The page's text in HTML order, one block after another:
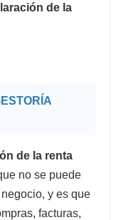
de la
de la renta
no se puede
y es que
facturas,